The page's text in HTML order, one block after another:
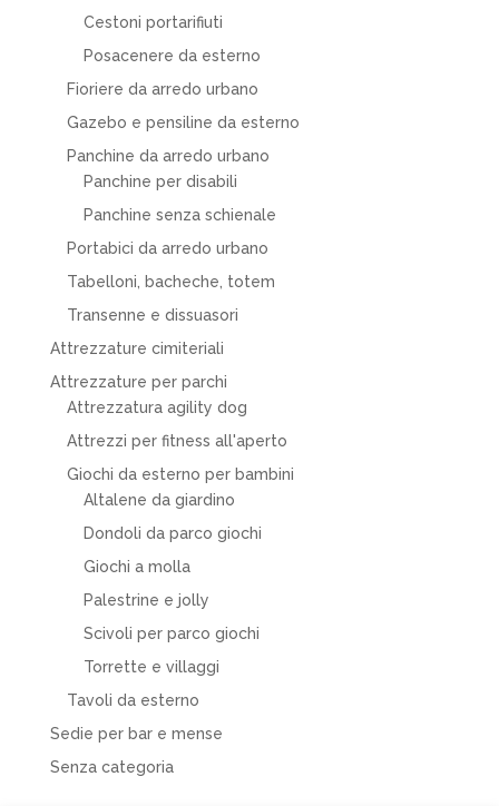
Cestoni portarifiuti
Posacenere da esterno
Fioriere da arredo urbano
Gazebo e pensiline da esterno
Panchine da arredo urbano
Panchine per disabili
Panchine senza schienale
Portabici da arredo urbano
Tabelloni, bacheche, totem
Transenne e dissuasori
Attrezzature cimiteriali
Attrezzature per parchi
Attrezzatura agility dog
Attrezzi per fitness all'aperto
Giochi da esterno per bambini
Altalene da giardino
Dondoli da parco giochi
Giochi a molla
Palestrine e jolly
Scivoli per parco giochi
Torrette e villaggi
Tavoli da esterno
Sedie per bar e mense
Senza categoria